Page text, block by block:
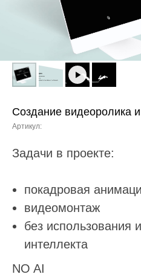
Создание видеоролика
Артикул:
Задачи в проекте:
покадровая
видеомонтаж
без использования
интеллекта
NO AI